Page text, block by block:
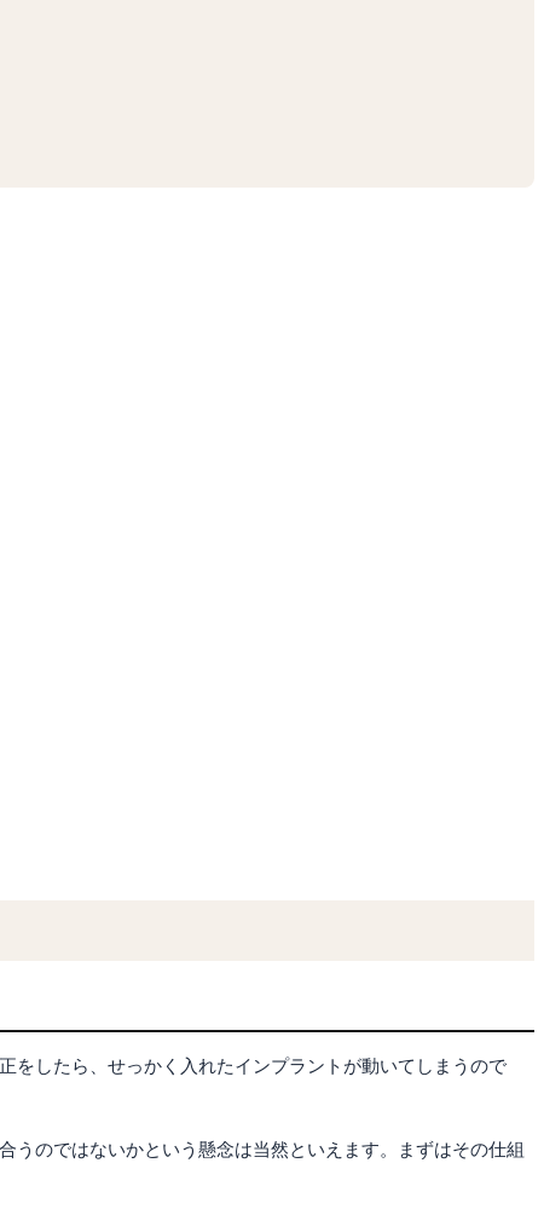
をしたら、せっかく入れたインプラントが動いてしまうので
うのではないかという懸念は当然といえます。まずはその仕組